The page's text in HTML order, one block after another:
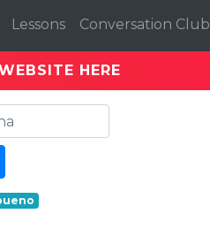
Lessons Conversation Club
HERE